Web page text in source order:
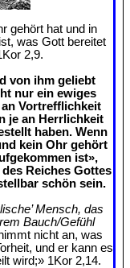
gehört hat und in
was Gott bereitet
2,9.
von ihm geliebt
nur ein ewiges
Vortrefflichkeit
je an Herrlichkeit
haben. Wenn
kein Ohr gehört
ist»,
Reiches Gottes
schön sein.
Mensch, das
Bauch/Gefühl
nicht an, was
und er kann es
wird;» 1Kor 2,14.